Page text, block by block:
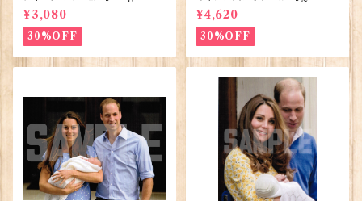
lesⅢ Coronation】Victoria
Eggs 50129
¥3,080
30%OFF
ElizabethⅡ Commemorativ
e】Victoria Eggs 90332
¥4,620
30%OFF